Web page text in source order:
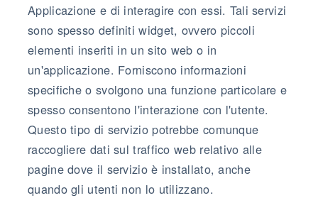
Applicazione e di interagire con essi. Tali servizi
sono spesso definiti widget, ovvero piccoli
elementi inseriti in un sito web o in
un'applicazione. Forniscono informazioni
specifiche o svolgono una funzione particolare e
spesso consentono l'interazione con l'utente.
Questo tipo di servizio potrebbe comunque
raccogliere dati sul traffico web relativo alle
pagine dove il servizio è installato, anche
quando gli utenti non lo utilizzano.